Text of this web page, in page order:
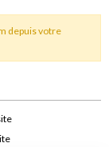
depuis votre